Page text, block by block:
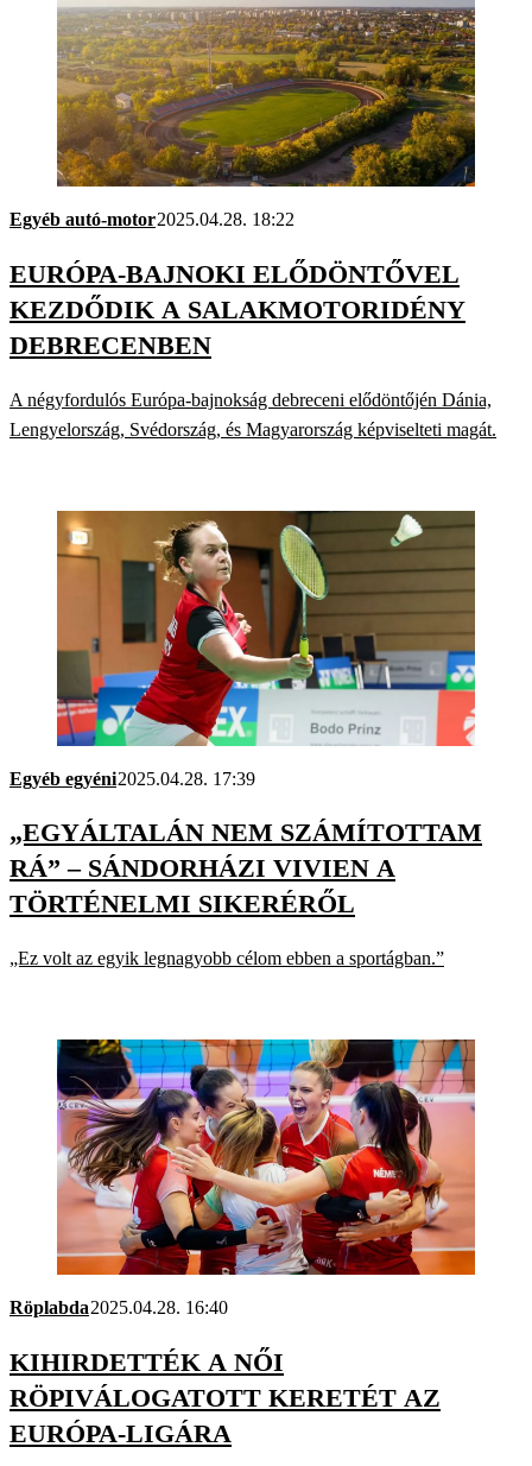
Egyéb autó-motor2025.04.28. 18:22
EURÓPA-BAJNOKI ELŐDÖNTŐVEL
KEZDŐDIK A SALAKMOTORIDÉNY
DEBRECENBEN
A négyfordulós Európa-bajnokság debreceni elődöntőjén Dánia,
Lengyelország, Svédország, és Magyarország képviselteti magát.
Egyéb egyéni2025.04.28. 17:39
„EGYÁLTALÁN NEM SZÁMÍTOTTAM
RÁ” – SÁNDORHÁZI VIVIEN A
TÖRTÉNELMI SIKERÉRŐL
„Ez volt az egyik legnagyobb célom ebben a sportágban.”
Röplabda2025.04.28. 16:40
KIHIRDETTÉK A NŐI
RÖPIVÁLOGATOTT KERETÉT AZ
EURÓPA-LIGÁRA